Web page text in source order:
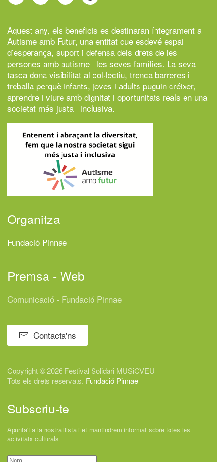
Aquest any, els beneficis es destinaran íntegrament a
Autisme amb Futur, una entitat que esdevé espai
d’esperança, suport i defensa dels drets de les
persones amb autisme i les seves famílies. La seva
tasca dona visibilitat al col·lectiu, trenca barreres i
treballa perquè infants, joves i adults puguin créixer,
aprendre i viure amb dignitat i oportunitats reals en una
societat més justa i inclusiva.
Organitza
Fundació Pinnae
Premsa - Web
Comunicació - Fundació Pinnae
Contacta'ns
Copyright © 2026 Festival Solidari MUSiCVEU
Tots els drets reservats. Fundació Pinnae
Subscriu-te
Apunta't a la nostra llista i et mantindrem informat sobre totes les
activitats culturals